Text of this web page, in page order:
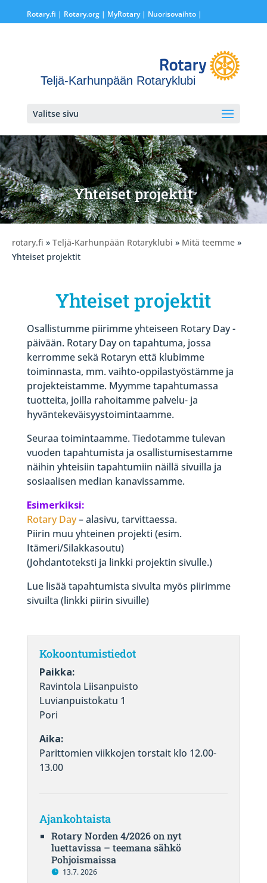
Rotary.fi | Rotary.org| MyRotary | Nuorisovaihto|
Teljä-Karhunpään Rotaryklubi
Valitse sivu
Yhteiset projektit
rotary.fi » Teljä-Karhunpään Rotaryklubi » Mitä teemme »
Yhteiset projektit
Yhteiset projektit
Osallistumme piirimme yhteiseen Rotary Day -
päivään. Rotary Day on tapahtuma, jossa
kerromme sekä Rotaryn että klubimme
toiminnasta, mm. vaihto-oppilastyöstämme ja
projekteistamme. Myymme tapahtumassa
tuotteita, joilla rahoitamme palvelu- ja
hyväntekeväisyystoimintaamme.
Seuraa toimintaamme. Tiedotamme tulevan
vuoden tapahtumista ja osallistumisestamme
näihin yhteisiin tapahtumiin näillä sivuilla ja
sosiaalisen median kanavissamme.
Esimerkiksi:
Rotary Day– alasivu, tarvittaessa.
Piirin muu yhteinen projekti (esim.
Itämeri/Silakkasoutu)
(Johdantoteksti ja linkki projektin sivulle.)
Lue lisää tapahtumista sivulta myös piirimme
sivuilta (linkki piirin sivuille)
Kokoontumistiedot
Paikka:
Ravintola Liisanpuisto
Luvianpuistokatu 1
Pori
Aika:
Parittomien viikkojen torstait klo 12.00-
13.00
Ajankohtaista
Rotary Norden 4/2026 on nyt
luettavissa – teemana sähkö
Pohjoismaissa
13.7. 2026